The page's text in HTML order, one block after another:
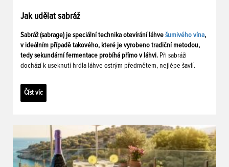
Jak udělat sabráž
Sabráž (sabrage) je speciální technika otevírání láhve šumivého vína,
v ideálním případě takového, které je vyrobeno tradiční metodou,
tedy sekundární fermentace probíhá přímo v láhvi. Při sabráži
dochází k useknutí hrdla láhve ostrým předmětem, nejlépe šavlí.
Číst víc